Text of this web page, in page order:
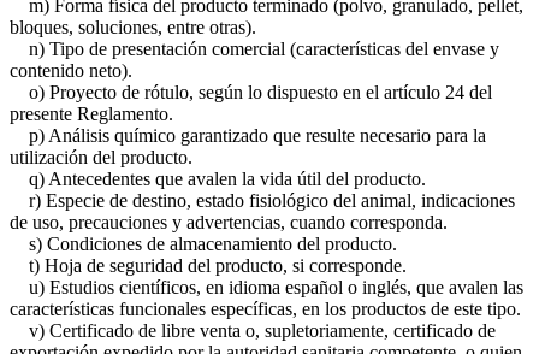
m) Forma física del producto terminado (polvo, granulado, pellet,
bloques, soluciones, entre otras).
n) Tipo de presentación comercial (características del envase y
contenido neto).
o) Proyecto de rótulo, según lo dispuesto en el artículo 24 del
presente Reglamento.
p) Análisis químico garantizado que resulte necesario para la
utilización del producto.
q) Antecedentes que avalen la vida útil del producto.
r) Especie de destino, estado fisiológico del animal, indicaciones
de uso, precauciones y advertencias, cuando corresponda.
s) Condiciones de almacenamiento del producto.
t) Hoja de seguridad del producto, si corresponde.
u) Estudios científicos, en idioma español o inglés, que avalen las
características funcionales específicas, en los productos de este tipo.
v) Certificado de libre venta o, supletoriamente, certificado de